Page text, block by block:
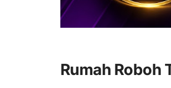
Rumah Roboh